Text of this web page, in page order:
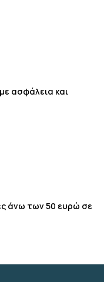
ασφάλεια και
άνω των 50 ευρώ σε